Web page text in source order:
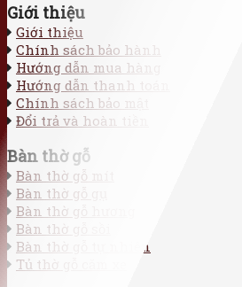
Giới thiệu
Giới thiệu
Chính sách bảo hành
Hướng dẫn mua hàng
Hướng dẫn thanh toán
Chính sách bảo mật
Đổi trả và hoàn tiền
Bàn thờ gỗ
Bàn thờ gỗ mít
Bàn thờ gỗ gụ
Bàn thờ gỗ hương
Bàn thờ gỗ sồi
Bàn thờ gỗ tự nhiên
Tủ thờ gỗ căm xe